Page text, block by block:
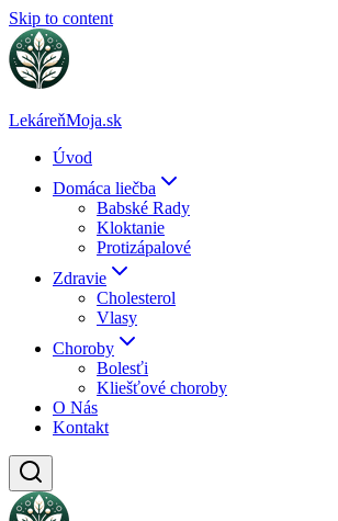
Skip to content
LekáreňMoja.sk
Úvod
Domáca liečba
Babské Rady
Kloktanie
Protizápalové
Zdravie
Cholesterol
Vlasy
Choroby
Bolesťi
Kliešťové choroby
O Nás
Kontakt